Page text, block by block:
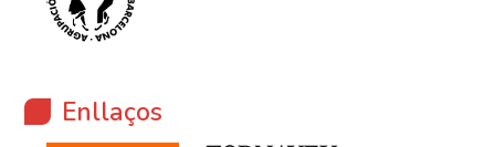
Enllaços